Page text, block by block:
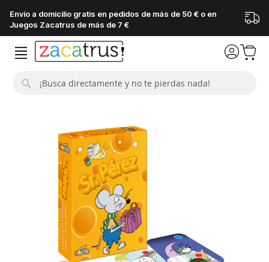
Envío a domicilio gratis en pedidos de más de 50 € o en
Juegos Zacatrus de más de 7 €